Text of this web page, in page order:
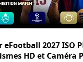
2027 ISO
HD et Caméra